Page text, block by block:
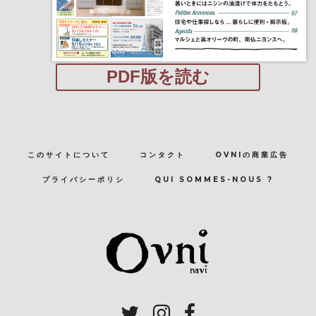
PDF版を読む
このサイトについて コンタクト OVNIの商業広告
プライバシーポリシ QUI SOMMES-NOUS ?